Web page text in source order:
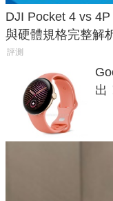
DJI Pocket 4 vs
與硬體規格完整解
評測
出